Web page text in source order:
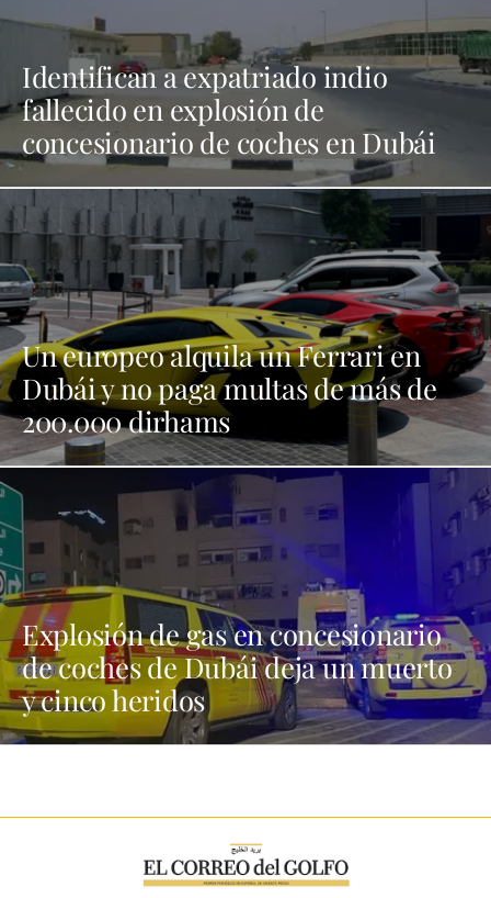
Identifican a expatriado indio
fallecido en explosión de
concesionario de coches en Dubái
Un europeo alquila un Ferrari en
Dubái y no paga multas de más de
200.000 dirhams
Explosión de gas en concesionario
de coches de Dubái deja un muerto
y cinco heridos